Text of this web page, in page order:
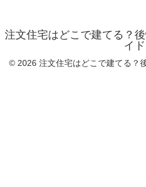
注文住宅はどこで建てる？
イド
© 2026 注文住宅はどこで建てる？